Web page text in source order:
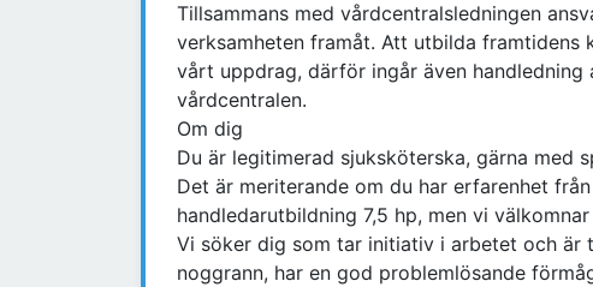
Tillsammans med vårdcentralsledningen
verksamheten framåt. Att utbilda
vårt uppdrag, därför ingår även
vårdcentralen.
Om dig
Du är legitimerad sjuksköterska, gärna med
Det är meriterande om du har erfarenhet
handledarutbildning 7,5 hp, men vi
Vi söker dig som tar initiativ i arbetet och är
noggrann, har en god problemlösande